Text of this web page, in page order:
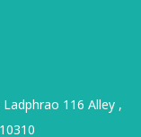
116 Alley ,